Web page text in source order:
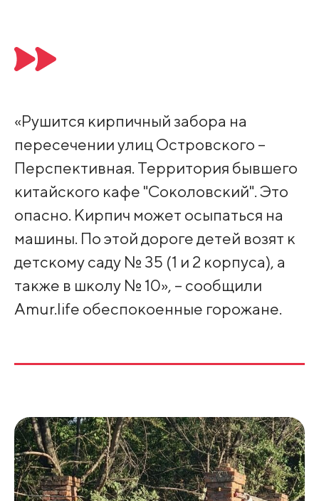
«Рушится кирпичный забора на
пересечении улиц Островского –
Перспективная. Территория бывшего
китайского кафе "Соколовский". Это
опасно. Кирпич может осыпаться на
машины. По этой дороге детей возят к
детскому саду № 35 (1 и 2 корпуса), а
также в школу № 10», – сообщили
Amur.life обеспокоенные горожане.